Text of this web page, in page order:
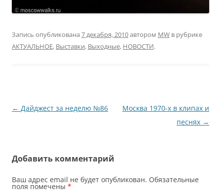
Запись опубликована 7 декабря, 2010автором MW в рубрике
АКТУАЛЬНОЕ, Выставки, Выходные, НОВОСТИ.
Навигация
← Дайджест за неделю №86
Москва 1970-х в клипах и
песнях →
Добавить комментарий
Ваш адрес email не будет опубликован. Обязательные
поля помечены *